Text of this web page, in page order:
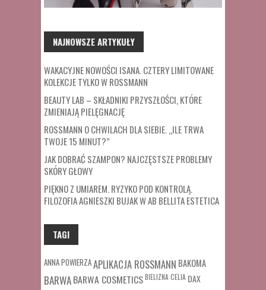
NAJNOWSZE ARTYKUŁY
WAKACYJNE NOWOŚCI ISANA. CZTERY LIMITOWANE
KOLEKCJE TYLKO W ROSSMANN
BEAUTY LAB – SKŁADNIKI PRZYSZŁOŚCI, KTÓRE
ZMIENIAJĄ PIELĘGNACJĘ
ROSSMANN O CHWILACH DLA SIEBIE. „ILE TRWA
TWOJE 15 MINUT?”
JAK DOBRAĆ SZAMPON? NAJCZĘSTSZE PROBLEMY
SKÓRY GŁOWY
PIĘKNO Z UMIAREM. RYZYKO POD KONTROLĄ.
FILOZOFIA AGNIESZKI BUJAK W AB BELLITA ESTETICA
TAGI
ANNA POWIERZAAPLIKACJA ROSSMANN BAKOMA
BARWABARWA COSMETICSBIELIZNA CELIA DAX